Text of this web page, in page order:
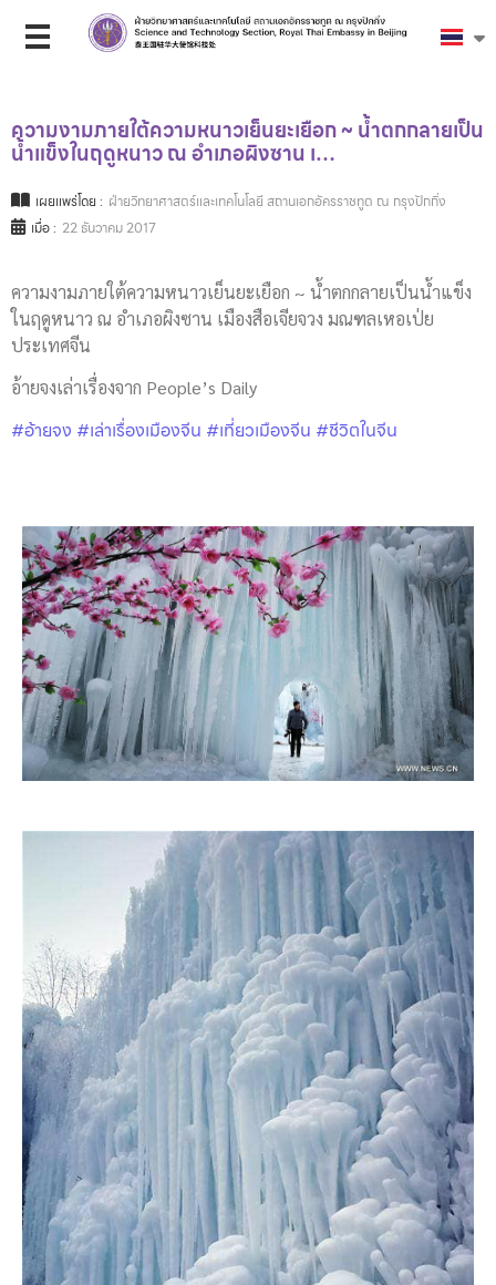
ความงามภายใต้ความหนาวเย็นยะเยือก ~ น้ำตกกลายเป็น
น้ำแข็งในฤดูหนาว ณ อำเภอผิงซาน เ…
เผยแพร่โดย : ฝ่ายวิทยาศาสตร์และเทคโนโลยี สถานเอกอัครราชทูต ณ กรุงปักกิ่ง
เมื่อ : 22 ธันวาคม 2017
ความงามภายใต้ความหนาวเย็นยะเยือก ~ น้ำตกกลายเป็นน้ำแข็ง
ในฤดูหนาว ณ อำเภอผิงซาน เมืองสือเจียจวง มณฑลเหอเป่ย
ประเทศจีน
อ้ายจงเล่าเรื่องจาก People’s Daily
#อ้ายจง #เล่าเรื่องเมืองจีน #เที่ยวเมืองจีน #ชีวิตในจีน